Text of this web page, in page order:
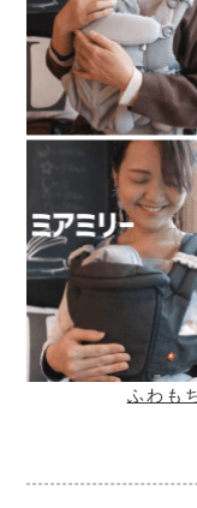
ふわも